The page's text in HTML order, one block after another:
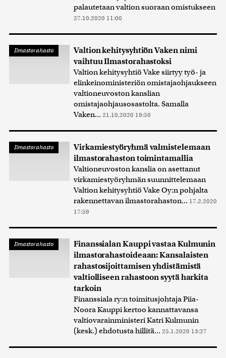
palautetaan valtion suoraan omistukseen
27.10.2020 11:00
Ilmastorahasto
Valtion kehitysyhtiön Vaken nimi
vaihtuu Ilmastorahastoksi
Valtion kehitysyhtiö Vake siirtyy työ- ja
elinkeinoministeriön omistajaohjaukseen
valtioneuvoston kanslian
omistajaohjausosastolta. Samalla
Vaken... 21.10.2020 19:50
Ilmastorahasto
Virkamiestyöryhmä valmistelemaan
ilmastorahaston toimintamallia
Valtioneuvoston kanslia on asettanut
virkamiestyöryhmän suunnittelemaan
Valtion kehitysyhtiö Vake Oy:n pohjalta
rakennettavan ilmastorahaston... 17.2.2020
17:59
Ilmastorahasto
Finanssialan Kauppi vastaa Kulmunin
ilmastorahastoideaan: Kansalaisten
rahastosijoittamisen yhdistämistä
valtiolliseen rahastoon syytä harkita
tarkoin
Finanssiala ry:n toimitusjohtaja Piia-
Noora Kauppi kertoo kannattavansa
valtiovarainministeri Katri Kulmunin
(kesk.) ehdotusta hillitä... 25.1.2020 13:27